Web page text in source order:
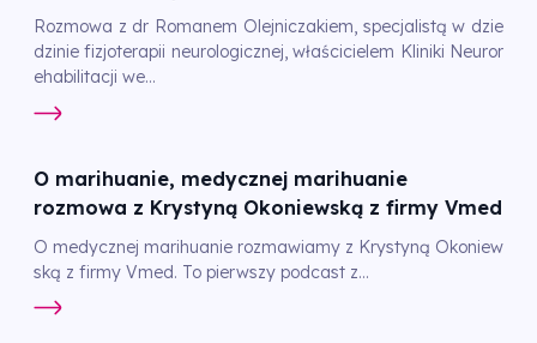
Rozmowa z dr Romanem Olejniczakiem, specjalistą w dzie
dzinie fizjoterapii neurologicznej, właścicielem Kliniki Neuror
ehabilitacji we...
O marihuanie, medycznej marihuanie
rozmowa z Krystyną Okoniewską z firmy Vmed
O medycznej marihuanie rozmawiamy z Krystyną Okoniew
ską z firmy Vmed. To pierwszy podcast z...